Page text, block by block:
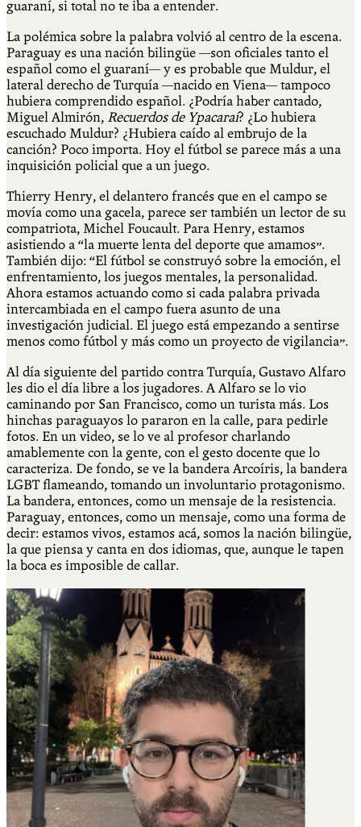
guaraní, si total no te iba a entender.
La polémica sobre la palabra volvió al centro de la escena.
Paraguay es una nación bilingüe —son oficiales tanto el
español como el guaraní— y es probable que Muldur, el
lateral derecho de Turquía —nacido en Viena— tampoco
hubiera comprendido español. ¿Podría haber cantado,
Miguel Almirón, Recuerdos de Ypacaraí? ¿Lo hubiera
escuchado Muldur? ¿Hubiera caído al embrujo de la
canción? Poco importa. Hoy el fútbol se parece más a una
inquisición policial que a un juego.
Thierry Henry, el delantero francés que en el campo se
movía como una gacela, parece ser también un lector de su
compatriota, Michel Foucault. Para Henry, estamos
asistiendo a “la muerte lenta del deporte que amamos”.
También dijo: “El fútbol se construyó sobre la emoción, el
enfrentamiento, los juegos mentales, la personalidad.
Ahora estamos actuando como si cada palabra privada
intercambiada en el campo fuera asunto de una
investigación judicial. El juego está empezando a sentirse
menos como fútbol y más como un proyecto de vigilancia”.
Al día siguiente del partido contra Turquía, Gustavo Alfaro
les dio el día libre a los jugadores. A Alfaro se lo vio
caminando por San Francisco, como un turista más. Los
hinchas paraguayos lo pararon en la calle, para pedirle
fotos. En un video, se lo ve al profesor charlando
amablemente con la gente, con el gesto docente que lo
caracteriza. De fondo, se ve la bandera Arcoíris, la bandera
LGBT flameando, tomando un involuntario protagonismo.
La bandera, entonces, como un mensaje de la resistencia.
Paraguay, entonces, como un mensaje, como una forma de
decir: estamos vivos, estamos acá, somos la nación bilingüe,
la que piensa y canta en dos idiomas, que, aunque le tapen
la boca es imposible de callar.